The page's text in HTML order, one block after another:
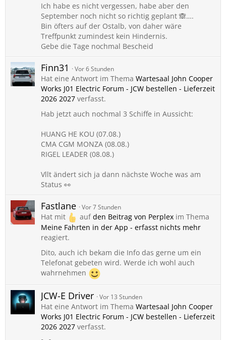
Ich habe es nicht vergessen, habe aber den
September noch nicht so richtig geplant 🙈….
Bin öfters auf der Ostalb, von daher wäre
Treffpunkt zumindest kein Hindernis.
Gebe die Tage nochmal Bescheid
Finn31 Vor 6 Stunden
Hat eine Antwort im Thema Wartesaal John Cooper
Works J01 Electric Forum - JCW bestellen - Lieferzeit
2026 2027 verfasst.
Hab jetzt auch nochmal 3 Schiffe in Aussicht:
HUANG HE KOU (07.08.)
CMA CGM MONZA (08.08.)
RIGEL LEADER (08.08.)
Vllt ändert sich ja dann nächste Woche was am
Status 👀
Fastlane Vor 7 Stunden
Hat mit aufden Beitrag von Perplex im Thema
Meine Fahrten in der App - erfasst nichts mehr
reagiert.
Dito, auch ich bekam die Info das gerne um ein
Telefonat gebeten wird. Werde ich wohl auch
wahrnehmen
JCW-E Driver Vor 13 Stunden
Hat eine Antwort im Thema Wartesaal John Cooper
Works J01 Electric Forum - JCW bestellen - Lieferzeit
2026 2027 verfasst.